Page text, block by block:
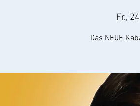
Fr.,
Das NEUE